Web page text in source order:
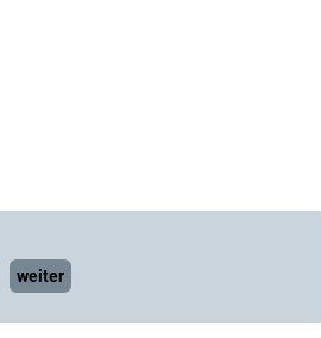
weiter